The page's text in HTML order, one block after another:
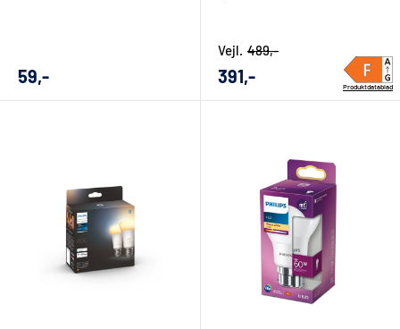
Udsalgs
59,-
Udsalgs
391,-
Vejl. 489,-
Produktdatablad